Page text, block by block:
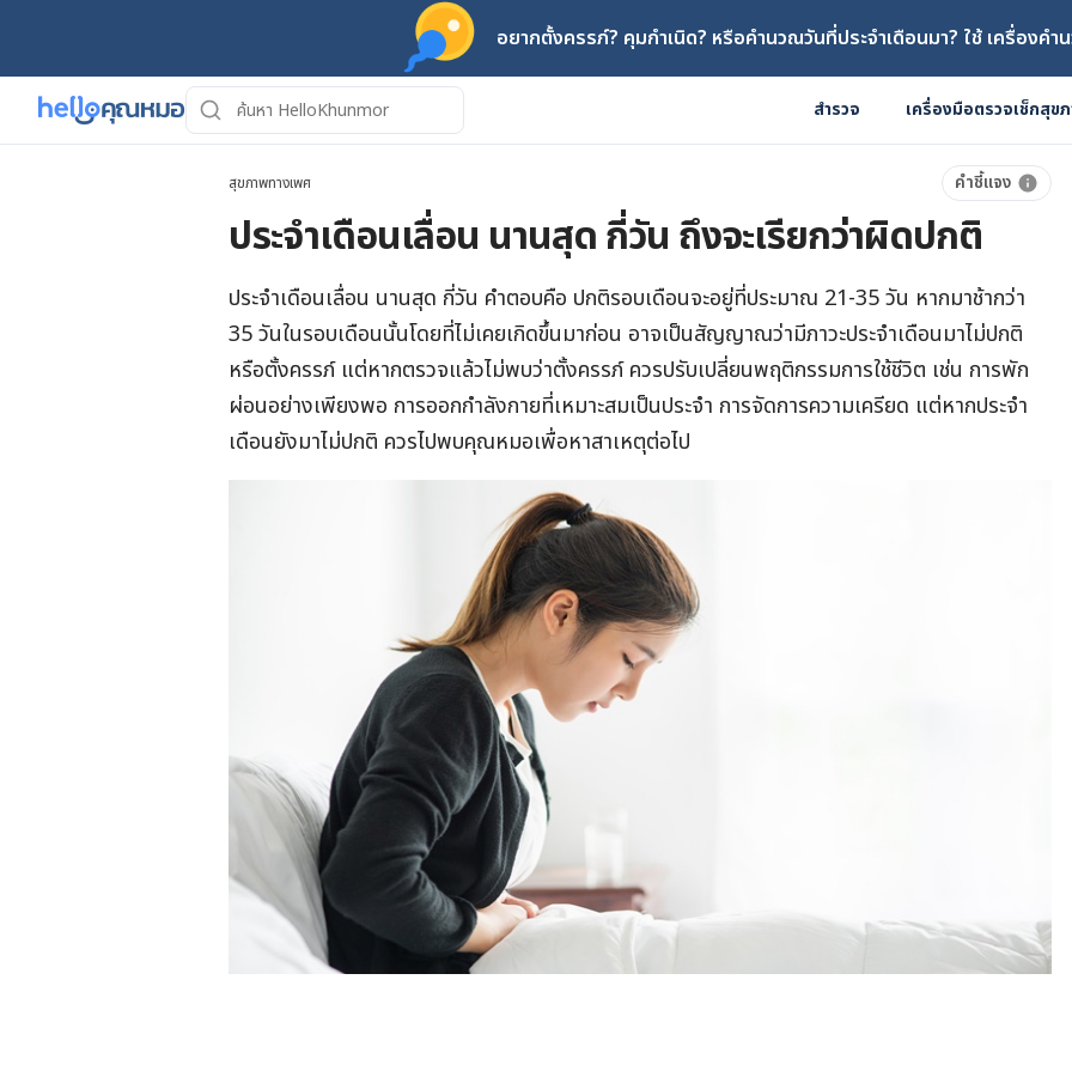
อยากตั้งครรภ์? คุมกำเนิด? หรือคำนวณวันที่ประจำเดือนมา? ใช้ เครื่องคำ
สำรวจ เครื่องมือตรวจเช็กสุข
สุขภาพทางเพศ คำชี้แจง
ประจำเดือนเลื่อน นานสุด กี่วัน ถึงจะเรียกว่าผิดปกติ
ประจำเดือนเลื่อน นานสุด กี่วัน คำตอบคือ ปกติรอบเดือนจะอยู่ที่ประมาณ 21-35 วัน หากมาช้ากว่า
35 วันในรอบเดือนนั้นโดยที่ไม่เคยเกิดขึ้นมาก่อน อาจเป็นสัญญาณว่ามีภาวะประจำเดือนมาไม่ปกติ
หรือตั้งครรภ์ แต่หากตรวจแล้วไม่พบว่าตั้งครรภ์ ควรปรับเปลี่ยนพฤติกรรมการใช้ชีวิต เช่น การพัก
ผ่อนอย่างเพียงพอ การออกกำลังกายที่เหมาะสมเป็นประจำ การจัดการความเครียด แต่หากประจำ
เดือนยังมาไม่ปกติ ควรไปพบคุณหมอเพื่อหาสาเหตุต่อไป